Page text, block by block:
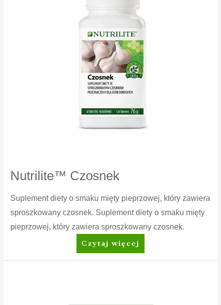
Nutrilite™ Czosnek
Suplement diety o smaku mięty pieprzowej, który zawiera
sproszkowany czosnek. Suplement diety o smaku mięty
pieprzowej, który zawiera sproszkowany czosnek.
Nutrilite™
Czosnek
Czytaj więcej